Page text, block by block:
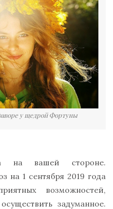
у щедрой Фортуны
на вашей стороне.
на 1 сентября 2019 года
возможностей,
задуманное.